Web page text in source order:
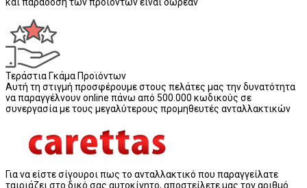
Τεράστια Γκάμα Προϊόντων
Αυτή τη στιγμή προσφέρουμε στους πελάτες μας την δυνατότητα
να παραγγέλνουν online πάνω από 500.000 κωδικούς σε
συνεργασία με τους μεγαλύτερους προμηθευτές ανταλλακτικών
Για να είστε σίγουροι πως το ανταλλακτικό που παραγγείλατε
ταιριάζει στο δικό σας αυτοκίνητο, αποστείλετε μας τον αριθμό